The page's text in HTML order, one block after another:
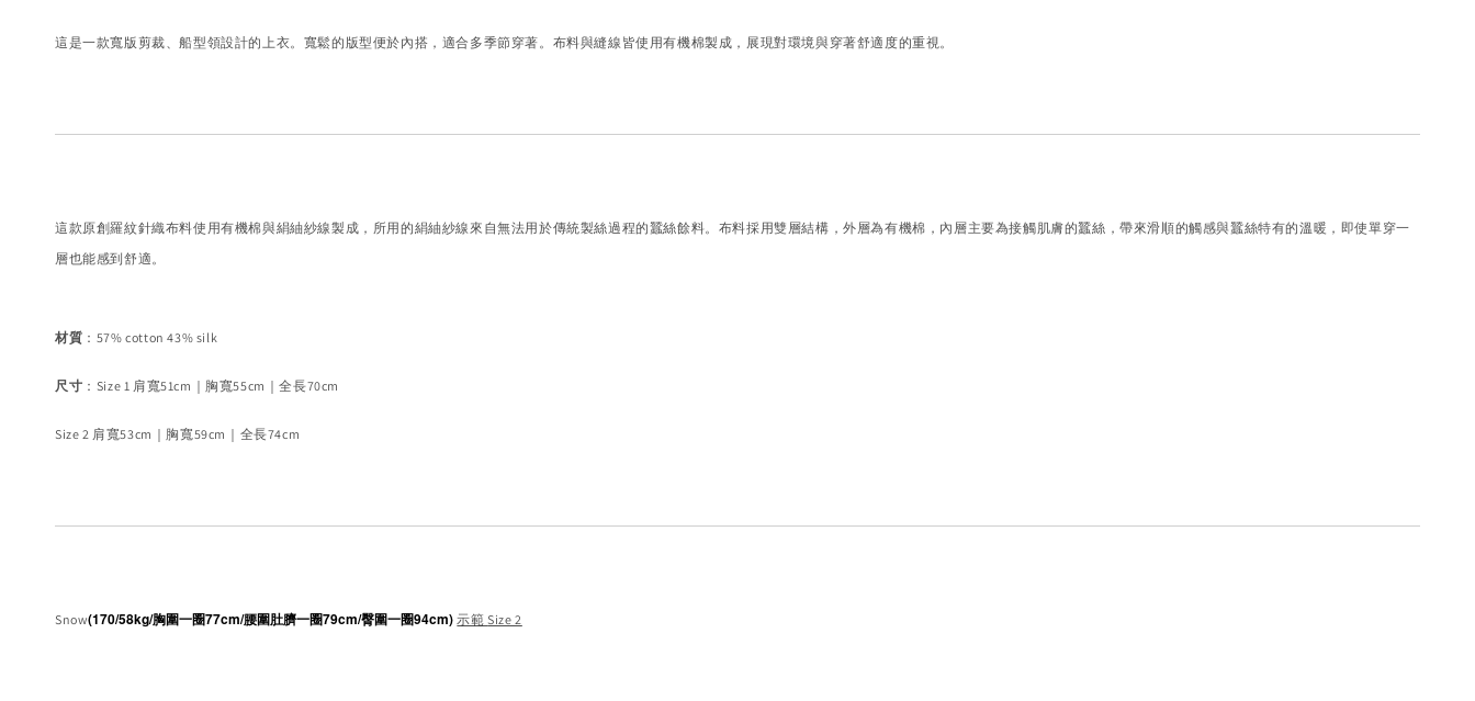
這是一款寬版剪裁、船型領設計的上衣。寬鬆的版型便於內搭，適合多季節穿著。布料與縫線皆使用有機棉製成，展現對環境與穿著舒適度的重視。
這款原創羅紋針織布料使用有機棉與絹紬紗線製成，所用的絹紬紗線來自無法用於傳統製絲過程的蠶絲餘料。布料採用雙層結構，外層為有機棉，內層主要為接觸肌膚的蠶絲，帶來滑順的觸感與蠶絲特有的溫暖，即使單穿一
層也能感到舒適。
材質 ：57% cotton 43% silk
尺寸 ：Size 1 肩寬51cm｜胸寬55cm｜全長70cm
Size 2 肩寬53cm｜胸寬59cm｜全長74cm
Snow(170/58kg/胸圍一圈77cm/腰圍肚臍一圈79cm/臀圍一圈94cm) 示範Size 2